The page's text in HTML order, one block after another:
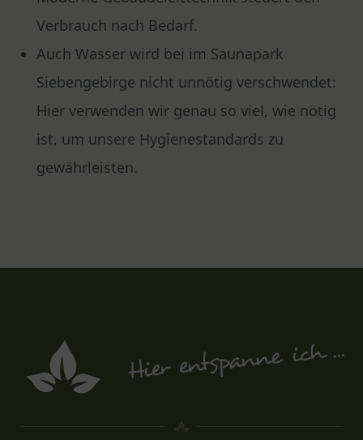
Verbrauch nach Bedarf.
Auch Wasser wird bei im Saunapark
Siebengebirge nicht unnötig verschwendet:
Hier verwenden wir genau so viel, wie nötig
ist, um unsere Hygienestandards zu
gewährleisten.